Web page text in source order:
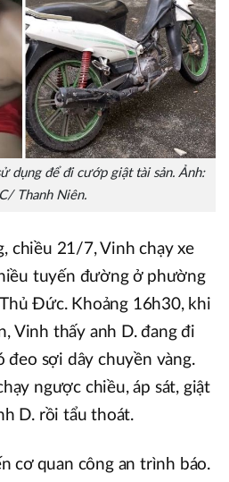
dụng để đi cướp giật tài sản. Ảnh:
Thanh Niên.
chiều 21/7, Vinh chạy xe
tuyến đường ở phường
Đức. Khoảng 16h30, khi
Vinh thấy anh D. đang đi
đeo sợi dây chuyền vàng.
ngược chiều, áp sát, giật
D. rồi tẩu thoát.
cơ quan công an trình báo.